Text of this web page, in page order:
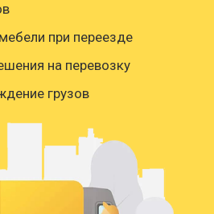
при переезде
на перевозку
грузов